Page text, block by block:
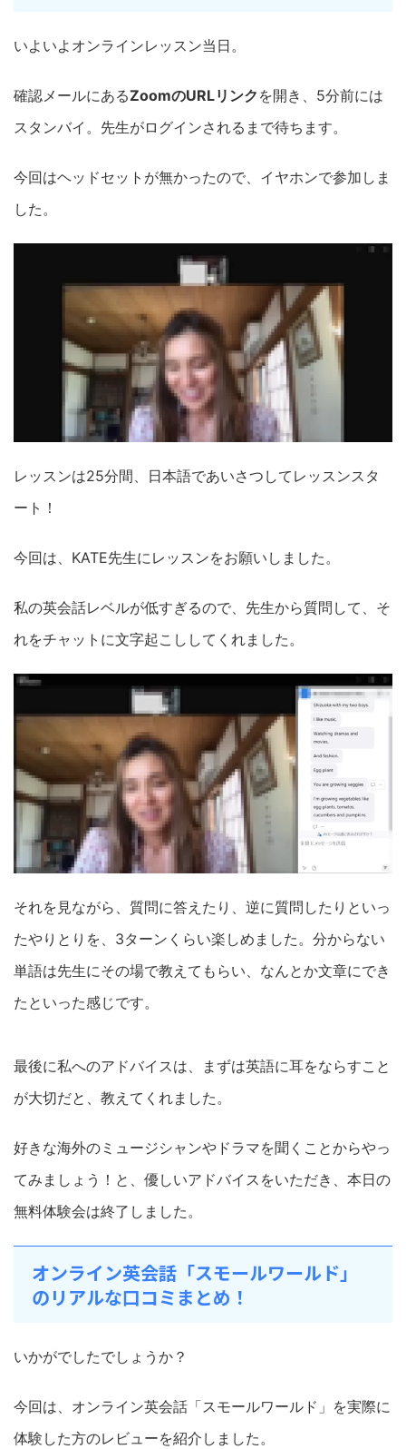
いよいよオンラインレッスン当日。
確認メールにあるZoomのURLリンク を開き、5分前には
スタンバイ。先生がログインされるまで待ちます。
今回はヘッドセットが無かったので、イヤホンで参加しま
した。
レッスンは25分間、日本語であいさつしてレッスンスタ
ート！
今回は、KATE先生にレッスンをお願いしました。
私の英会話レベルが低すぎるので、先生から質問して、そ
れをチャットに文字起こししてくれました。
それを見ながら、質問に答えたり、逆に質問したりといっ
たやりとりを、3ターンくらい楽しめました。分からない
単語は先生にその場で教えてもらい、なんとか文章にでき
たといった感じです。
最後に私へのアドバイスは、まずは英語に耳をならすこと
が大切だと、教えてくれました。
好きな海外のミュージシャンやドラマを聞くことからやっ
てみましょう！と、優しいアドバイスをいただき、本日の
無料体験会は終了しました。
オンライン英会話「スモールワールド」
のリアルな口コミまとめ！
いかがでしたでしょうか？
今回は、オンライン英会話「スモールワールド」を実際に
体験した方のレビューを紹介しました。